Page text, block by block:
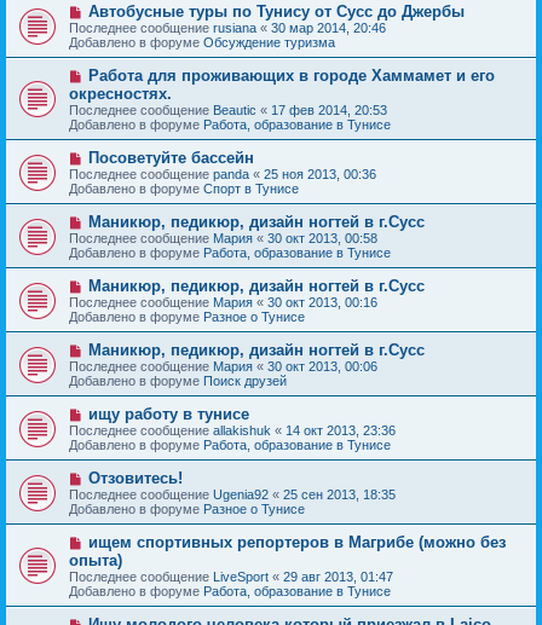
н
и
е
с
о
о
б
щ
е
н
и
е
Н
о
в
о
е
с
о
о
б
щ
е
н
и
е
Автобусные туры по Тунису от Сусс до Джербы
Последнее сообщение rusiana « 30 мар 2014, 20:46
Добавлено в форуме Обсуждение туризма
Н
в
о
е
с
о
б
щ
е
н
и
е
Работа для проживающих в городе Хаммамет и его
окресностях.
Последнее сообщение Beautic « 17 фев 2014, 20:53
Добавлено в форуме Работа, образование в Тунисе
Н
о
в
о
е
с
о
о
б
щ
е
н
и
е
Посоветуйте бассейн
Последнее сообщение panda « 25 ноя 2013, 00:36
Добавлено в форуме Спорт в Тунисе
Н
о
в
о
е
с
о
о
б
щ
е
н
и
Маникюр, педикюр, дизайн ногтей в г.Сусс
Последнее сообщение Мария « 30 окт 2013, 00:58
Добавлено в форуме Работа, образование в Тунисе
Н
о
в
о
е
с
о
о
б
щ
е
н
и
е
Маникюр, педикюр, дизайн ногтей в г.Сусс
Последнее сообщение Мария « 30 окт 2013, 00:16
Добавлено в форуме Разное о Тунисе
Н
о
в
о
с
о
о
б
щ
е
н
и
Маникюр, педикюр, дизайн ногтей в г.Сусс
Последнее сообщение Мария « 30 окт 2013, 00:06
Добавлено в форуме Поиск друзей
Н
о
в
о
с
о
о
б
щ
е
н
и
е
ищу работу в тунисе
Последнее сообщение allakishuk « 14 окт 2013, 23:36
Добавлено в форуме Работа, образование в Тунисе
Н
о
в
о
с
о
о
б
щ
е
Отзовитесь!
Последнее сообщение Ugenia92 « 25 сен 2013, 18:35
Добавлено в форуме Разное о Тунисе
Н
в
о
е
с
ищем спортивных репортеров в Магрибе (можно без
опыта)
Последнее сообщение LiveSport « 29 авг 2013, 01:47
Добавлено в форуме Работа, образование в Тунисе
Н